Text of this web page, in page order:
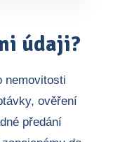
údaji?
nemovitosti
ověření
předání